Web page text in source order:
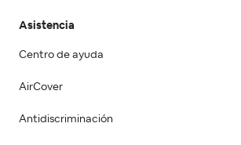
Asistencia
Centro de ayuda
AirCover
Antidiscriminación